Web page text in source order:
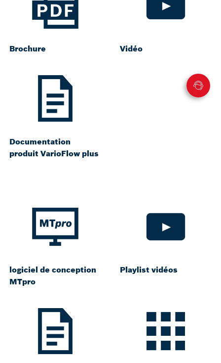
Brochure Vidéo
Documentation
produit VarioFlow plus
logiciel de conception
MTpro
Playlist vidéos